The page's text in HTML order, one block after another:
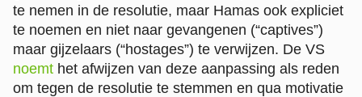
te nemen in de resolutie, maar Hamas ook expliciet
te noemen en niet naar gevangenen (“captives”)
maar gijzelaars (“hostages”) te verwijzen. De VS
noemt het afwijzen van deze aanpassing als reden
om tegen de resolutie te stemmen en qua motivatie